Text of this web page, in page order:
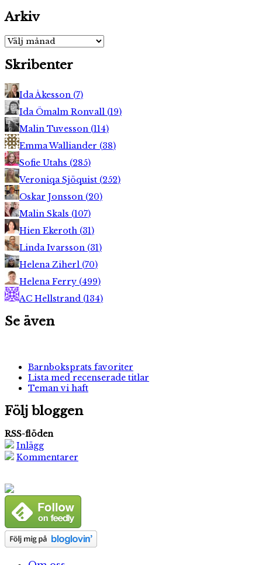
Arkiv
Arkiv
Skribenter
Ida Åkesson (7)
Ida Ömalm Ronvall (19)
Malin Tuvesson (114)
Emma Walliander (38)
Sofie Utahs (285)
Veroniqa Sjöquist (252)
Oskar Jonsson (20)
Malin Skals (107)
Hien Ekeroth (31)
Linda Ivarsson (31)
Helena Ziherl (70)
Helena Ferry (499)
AC Hellstrand (134)
Se även
Barnboksprats favoriter
Lista med recenserade titlar
Teman vi haft
Följ bloggen
RSS-flöden
Inlägg
Kommentarer